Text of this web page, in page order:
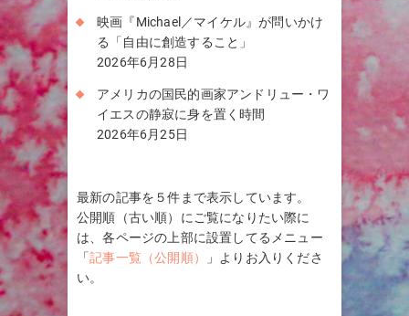
映画『Michael／マイケル』が問いかけ
る「自由に創造すること」
2026年6月28日
アメリカの国民的画家アンドリュー・ワ
イエスの静寂に身を置く時間
2026年6月25日
最新の記事を５件まで表示しています。
公開順（古い順）にご覧になりたい際に
は、各ページの上部に設置してるメニュー
「記事一覧（公開順）
」よりお入りくださ
い。